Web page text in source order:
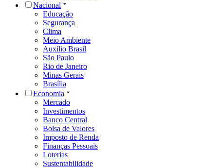
Nacional
Educação
Segurança
Clima
Meio Ambiente
Auxílio Brasil
São Paulo
Rio de Janeiro
Minas Gerais
Brasília
Economia
Mercado
Investimentos
Banco Central
Bolsa de Valores
Imposto de Renda
Finanças Pessoais
Loterias
Sustentabilidade